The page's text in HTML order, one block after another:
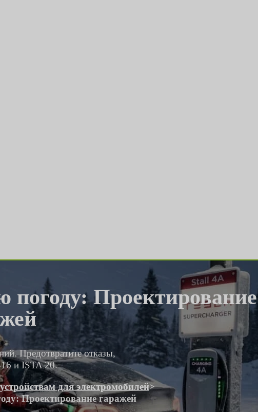
погоду: Проектирование
Предотвратите отказы,
16 и ISTA 20.
для электромобилей>
Проектирование гаражей